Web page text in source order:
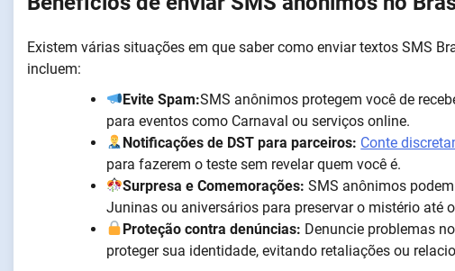
Existem várias situações em que saber como enviar textos SMS
incluem:
Evite Spam:SMS anônimos protegem você de
para eventos como Carnaval ou serviços online.
Notificações de DST para parceiros: Conte
para fazerem o teste sem revelar quem você é.
Surpresa e Comemorações: SMS anônimos
Juninas ou aniversários para preservar o mistério até
Proteção contra denúncias: Denuncie problemas
proteger sua identidade, evitando retaliações ou